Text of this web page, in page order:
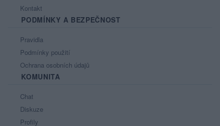
Kontakt
PODMÍNKY A BEZPEČNOST
Pravidla
Podmínky použití
Ochrana osobních údajů
KOMUNITA
Chat
Diskuze
Profily